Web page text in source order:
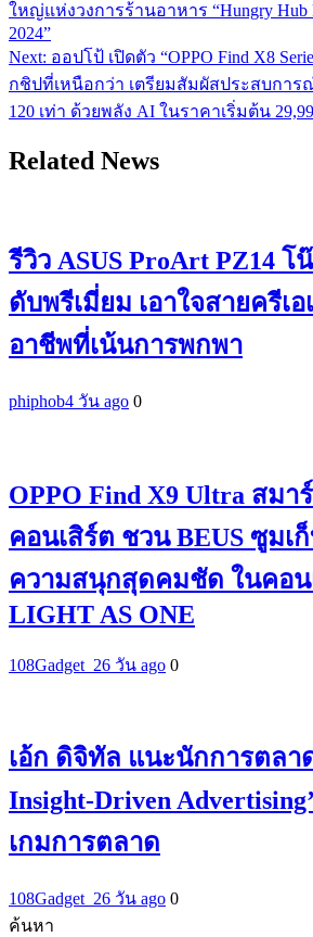
ใหญ่แห่งวงการร้านอาหาร “Hungry Hub
2024”
Next: ออปโป้ เปิดตัว “OPPO Find X8
กชิปที่เหนือกว่า เตรียมสัมผัสประสบกา
120 เท่า ด้วยพลัง AI ในราคาเริ่มต้น
Related News
รีวิว ASUS ProArt PZ14 โ
ดับพรีเมี่ยม เอาใจสายครีเ
อาชีพที่เน้นการพกพา
phiphob4 วัน ago 0
OPPO Find X9 Ultra สม
คอนเสิร์ต ชวน BEUS ซูมเ
ความสนุกสุดคมชัด ในคอน
LIGHT AS ONE
108Gadget_26 วัน ago 0
เอ้ก ดิจิทัล แนะนักการตลา
Insight-Driven
เกมการตลาด
108Gadget_26 วัน ago 0
ค้นหา